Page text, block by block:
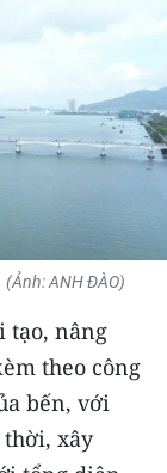
ANH ĐÀO)
tạo, nâng
theo công
bến, với
xây